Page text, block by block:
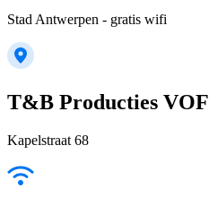
Stad Antwerpen - gratis wifi
T&B Producties VOF
Kapelstraat 68